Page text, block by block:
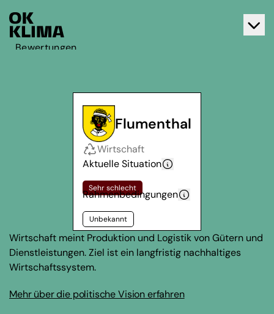
Bewertungen
Flumenthal
Wirtschaft
Aktuelle Situation
Sehr schlecht
Rahmenbedingungen
Unbekannt
Wirtschaft meint Produktion und Logistik von Gütern und
Dienstleistungen. Ziel ist ein langfristig nachhaltiges
Wirtschaftssystem.
Mehr über die politische Vision erfahren